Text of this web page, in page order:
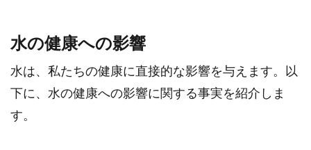
水の健康への影響
水は、私たちの健康に直接的な影響を与えます。以
下に、水の健康への影響に関する事実を紹介しま
す。